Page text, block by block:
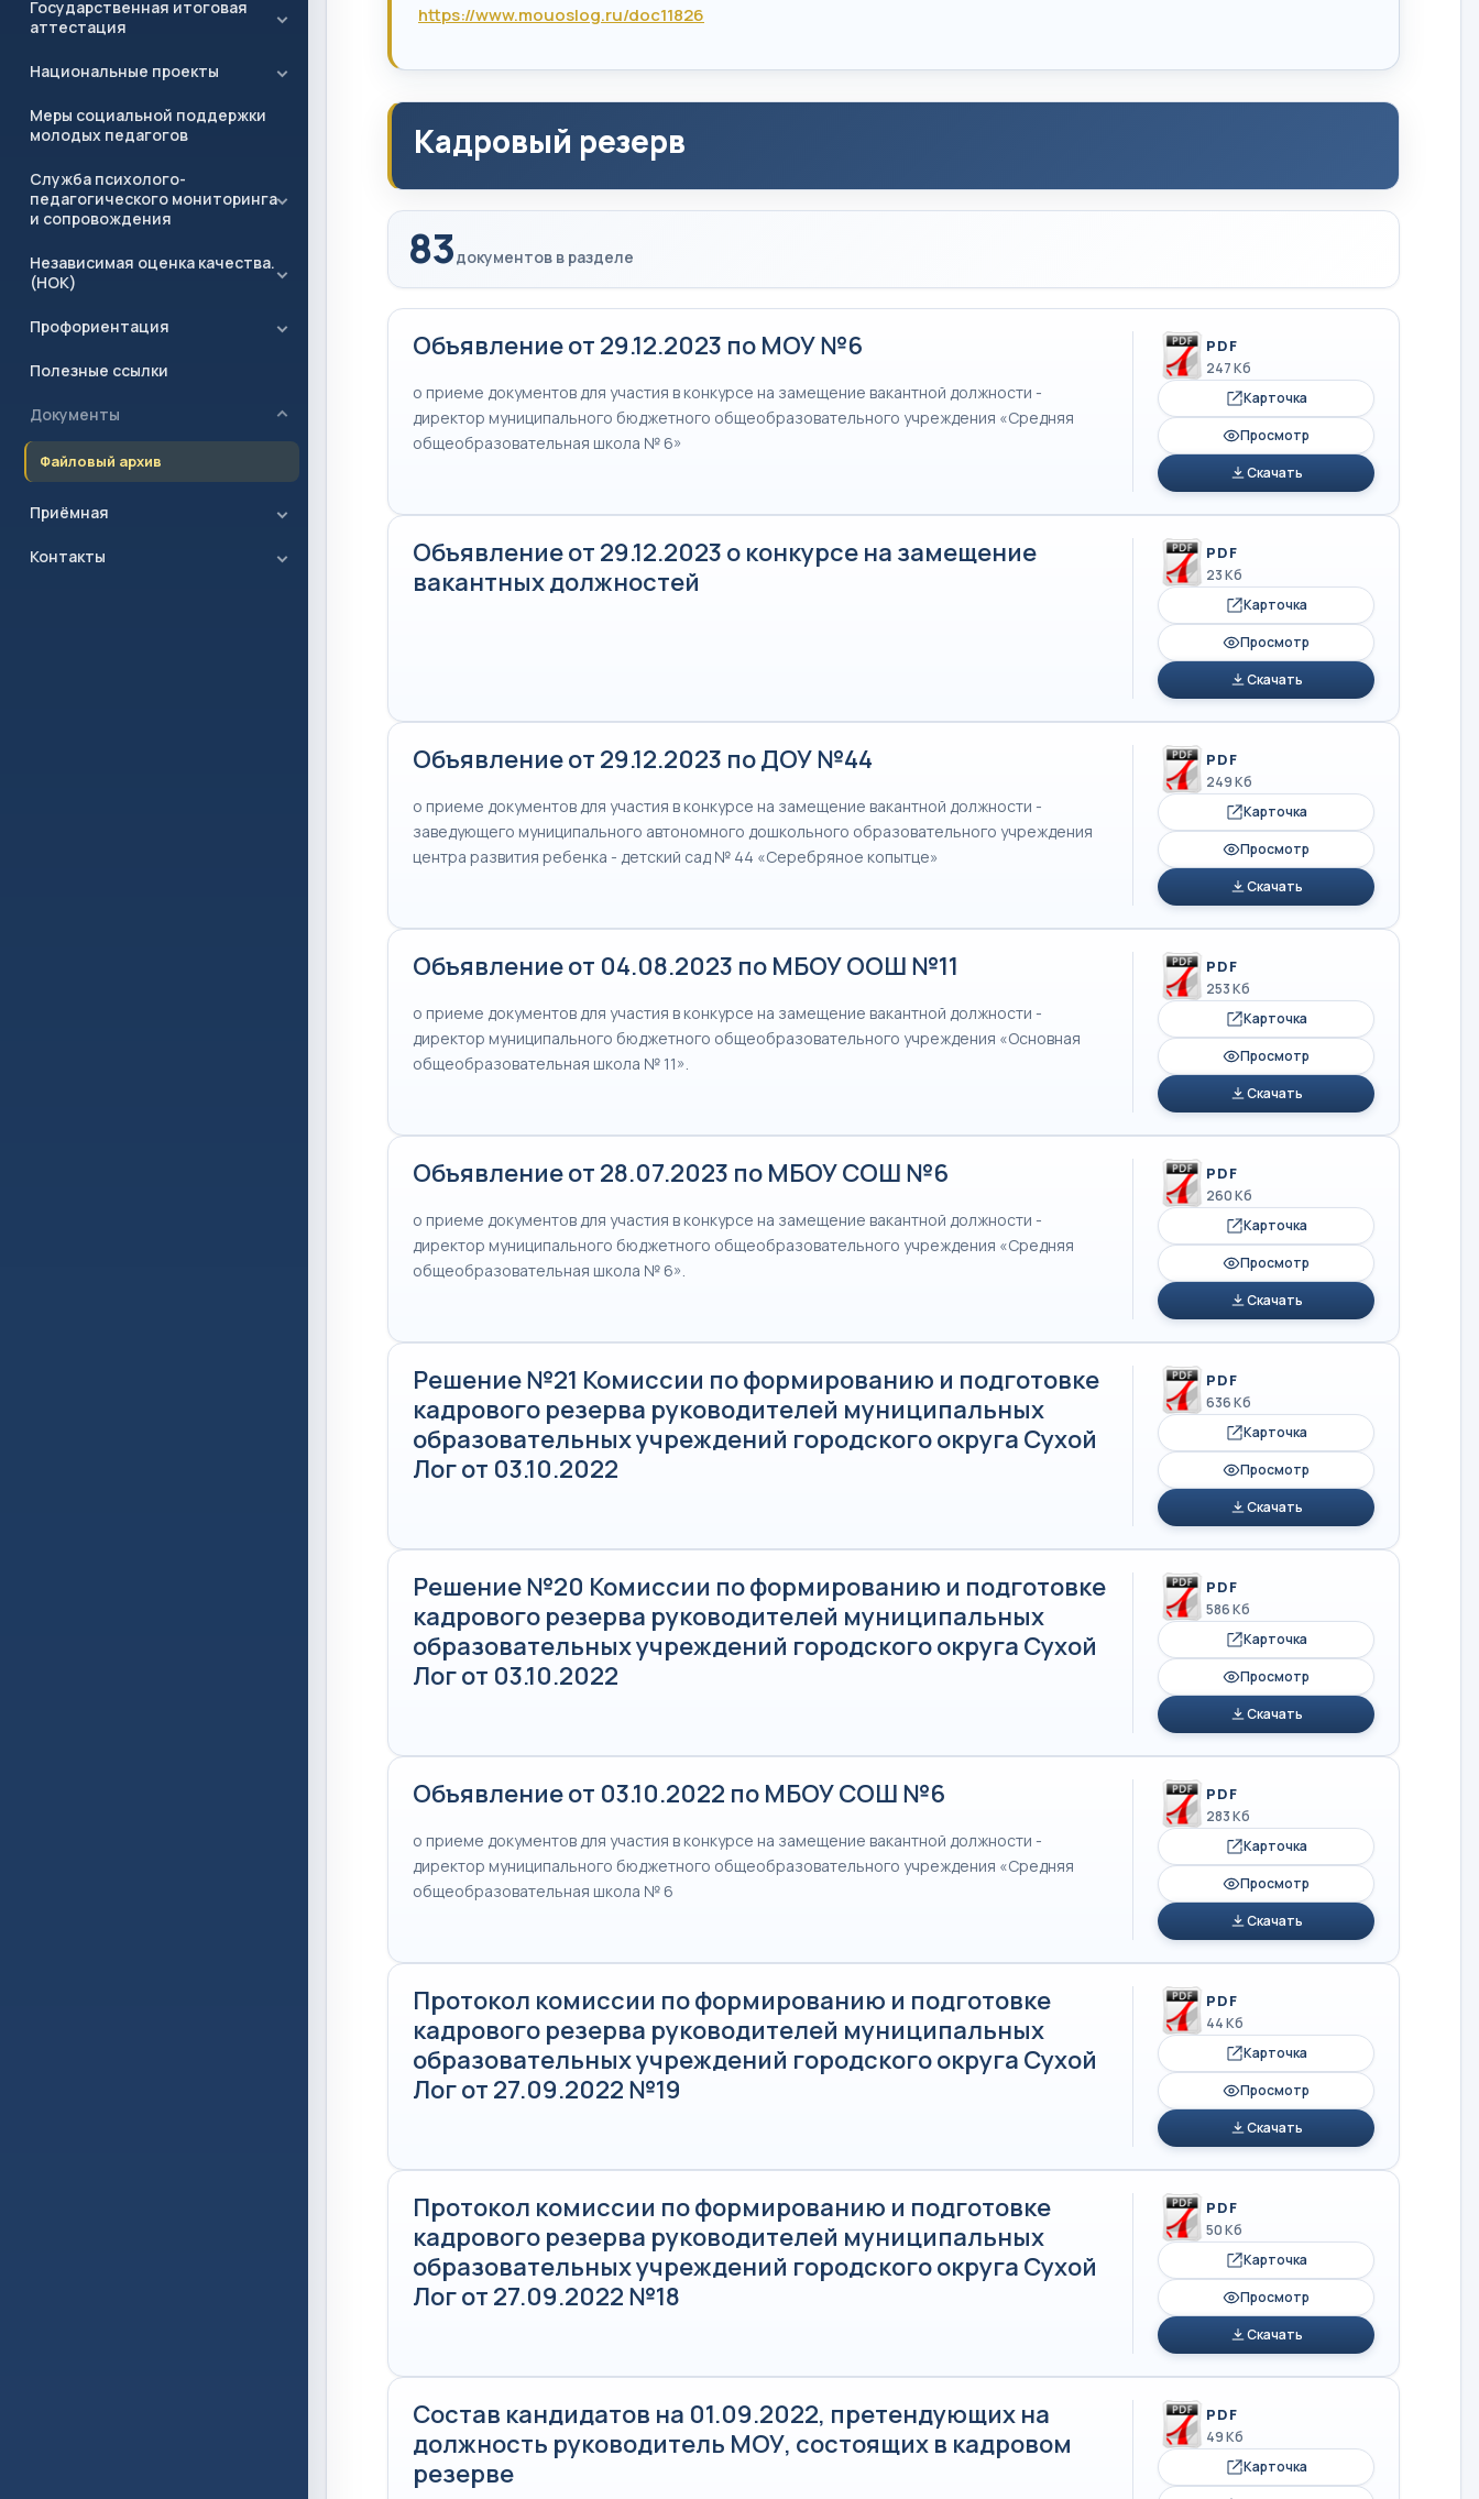
Государственная итоговая
аттестация
Национальные проекты
Меры социальной поддержки
молодых педагогов
Служба психолого-
педагогического мониторинга
и сопровождения
Независимая оценка качества.
(НОК)
Профориентация
Полезные ссылки
Документы
Файловый архив
Приёмная
Контакты
https://www.mouoslog.ru/doc11826
Кадровый резерв
83документов в разделе
Объявление от 29.12.2023 по МОУ №6
о приеме документов для участия в конкурсе на замещение вакантной должности -
директор муниципального бюджетного общеобразовательного учреждения «Средняя
общеобразовательная школа № 6»
PDF
247 Кб
Карточка
Просмотр
Скачать
Объявление от 29.12.2023 о конкурсе на замещение
вакантных должностей
PDF
23 Кб
Карточка
Просмотр
Скачать
Объявление от 29.12.2023 по ДОУ №44
о приеме документов для участия в конкурсе на замещение вакантной должности -
заведующего муниципального автономного дошкольного образовательного учреждения
центра развития ребенка - детский сад № 44 «Серебряное копытце»
PDF
249 Кб
Карточка
Просмотр
Скачать
Объявление от 04.08.2023 по МБОУ ООШ №11
о приеме документов для участия в конкурсе на замещение вакантной должности -
директор муниципального бюджетного общеобразовательного учреждения «Основная
общеобразовательная школа № 11».
PDF
253 Кб
Карточка
Просмотр
Скачать
Объявление от 28.07.2023 по МБОУ СОШ №6
о приеме документов для участия в конкурсе на замещение вакантной должности -
директор муниципального бюджетного общеобразовательного учреждения «Средняя
общеобразовательная школа № 6».
PDF
260 Кб
Карточка
Просмотр
Скачать
Решение №21 Комиссии по формированию и подготовке
кадрового резерва руководителей муниципальных
образовательных учреждений городского округа Сухой
Лог от 03.10.2022
PDF
636 Кб
Карточка
Просмотр
Скачать
Решение №20 Комиссии по формированию и подготовке
кадрового резерва руководителей муниципальных
образовательных учреждений городского округа Сухой
Лог от 03.10.2022
PDF
586 Кб
Карточка
Просмотр
Скачать
Объявление от 03.10.2022 по МБОУ СОШ №6
о приеме документов для участия в конкурсе на замещение вакантной должности -
директор муниципального бюджетного общеобразовательного учреждения «Средняя
общеобразовательная школа № 6
PDF
283 Кб
Карточка
Просмотр
Скачать
Протокол комиссии по формированию и подготовке
кадрового резерва руководителей муниципальных
образовательных учреждений городского округа Сухой
Лог от 27.09.2022 №19
PDF
44 Кб
Карточка
Просмотр
Скачать
Протокол комиссии по формированию и подготовке
кадрового резерва руководителей муниципальных
образовательных учреждений городского округа Сухой
Лог от 27.09.2022 №18
PDF
50 Кб
Карточка
Просмотр
Скачать
Состав кандидатов на 01.09.2022, претендующих на
должность руководитель МОУ, состоящих в кадровом
резерве
PDF
49 Кб
Карточка